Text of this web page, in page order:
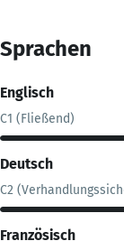
Sprachen
Englisch
C1 (Fließend)
Deutsch
C2
Französisch